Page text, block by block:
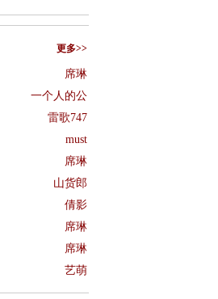
更多>>
席琳
一个人的公
雷歌747
must
席琳
山货郎
倩影
席琳
席琳
艺萌